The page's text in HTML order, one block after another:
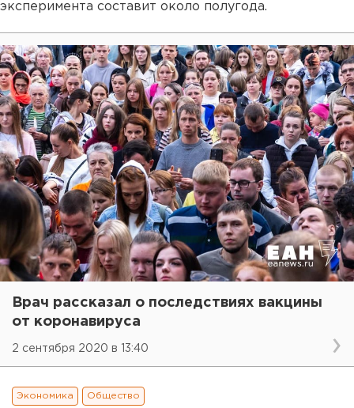
эксперимента составит около полугода.
Врач рассказал о последствиях вакцины
от коронавируса
2 сентября 2020 в 13:40
Экономика Общество